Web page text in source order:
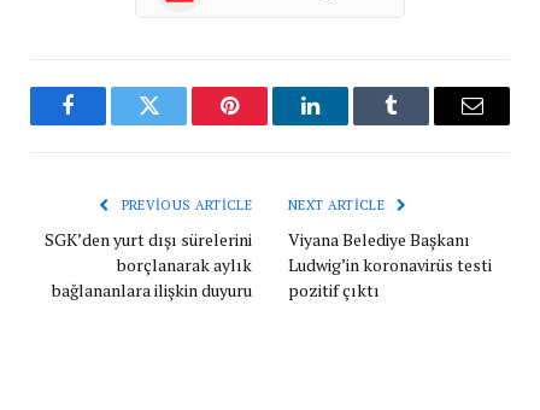
FacebookTwitter Pinterest LinkedInTumblr Email
PREVIOUS ARTICLE
SGK’den yurt dışı sürelerini
borçlanarak aylık
bağlananlara ilişkin duyuru
NEXT ARTICLE
Viyana Belediye Başkanı
Ludwig’in koronavirüs testi
pozitif çıktı